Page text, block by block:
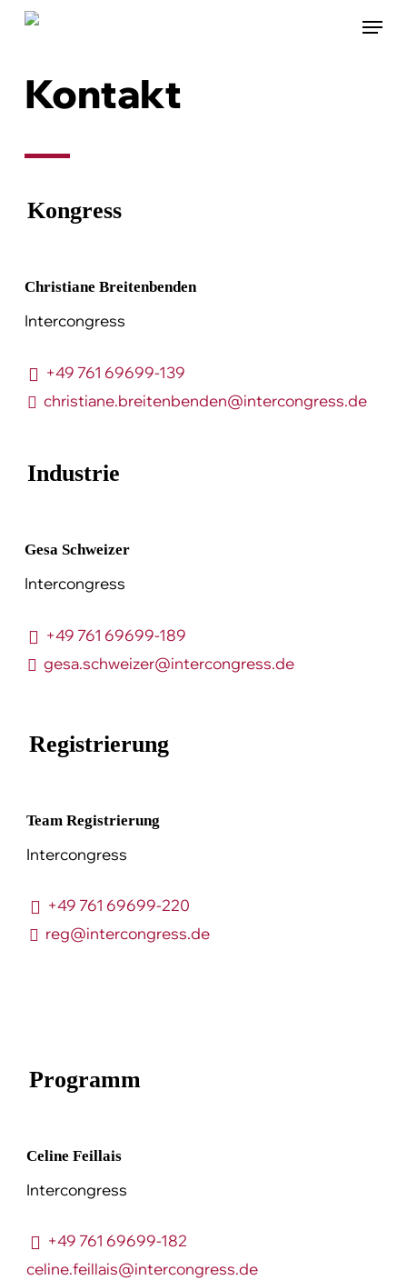
Skip
content
Menu
Kontakt
Kongress
Christiane Breitenbenden
Intercongress
+49 761 69699-139
christiane.breitenbenden@intercongress.de
Industrie
Gesa Schweizer
Intercongress
+49 761 69699-189
gesa.schweizer@intercongress.de
Registrierung
Team Registrierung
Intercongress
+49 761 69699-220
reg@intercongress.de
Programm
Celine Feillais
Intercongress
+49 761 69699-182
celine.feillais@intercongress.de